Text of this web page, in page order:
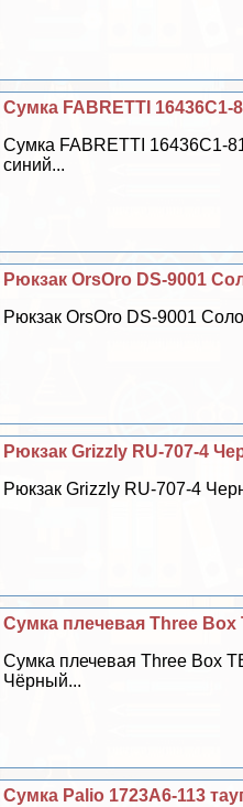
Сумка FABRETTI 16436C1-
Сумка FABRETTI 16436C1-
синий...
Рюкзак OrsOro DS-9001
Рюкзак OrsOro DS-9001
Рюкзак Grizzly RU-707-4
Рюкзак Grizzly RU-707-4
Сумка плечевая Three
Сумка плечевая Three Box
Чёрный...
Сумка Palio 1723A6-113